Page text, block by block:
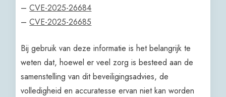
–CVE-2025-26684
–CVE-2025-26685
Bij gebruik van deze informatie is het belangrijk te
weten dat, hoewel er veel zorg is besteed aan de
samenstelling van dit beveiligingsadvies, de
volledigheid en accuratesse ervan niet kan worden